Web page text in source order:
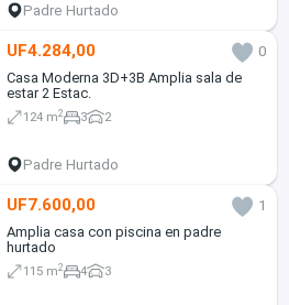
Padre Hurtado
UF4.284,00
0
Casa Moderna 3D+3B Amplia sala de
estar 2 Estac.
124 m2 3 2
Padre Hurtado
UF7.600,00
1
Amplia casa con piscina en padre
hurtado
115 m2 4 3